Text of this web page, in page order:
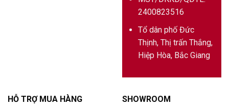
2400823516
Tổ dân phố Đức
Thịnh, Thị trấn Thắng,
Hiệp Hòa, Bắc Giang
HỖ TRỢ MUA HÀNG
SHOWROOM